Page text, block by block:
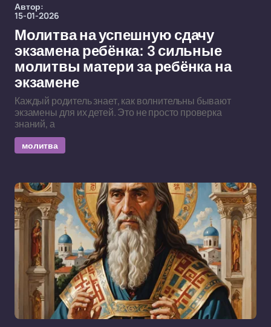
Автор:
15-01-2026
Молитва на успешную сдачу
экзамена ребёнка: 3 сильные
молитвы матери за ребёнка на
экзамене
Каждый родитель знает, как волнительны бывают
экзамены для их детей. Это не просто проверка
знаний, а
молитва